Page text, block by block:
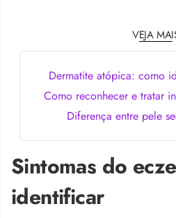
VEJA
Dermatite atópica: como
Como reconhecer e tratar
Diferença entre pele
Sintomas do
identificar